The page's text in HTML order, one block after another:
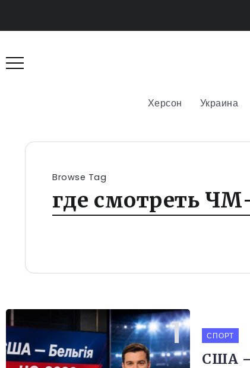
Херсон Украина
Browse Tag
где смотреть
СПОРТ
США